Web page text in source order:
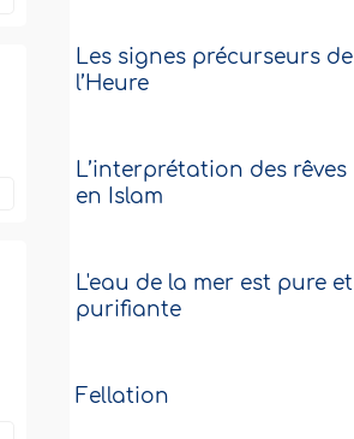
Les signes précurseurs de
l’Heure
L’interprétation des rêves
en Islam
L'eau de la mer est pure et
purifiante
Fellation